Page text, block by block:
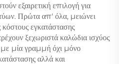
εξαιρετική επιλογή για
Πρώτα απ' όλα, μειώνει
κόστους εγκατάστασης
ξεχωριστά καλώδια ισχύος
μία γραμμή όχι μόνο
αλλά και